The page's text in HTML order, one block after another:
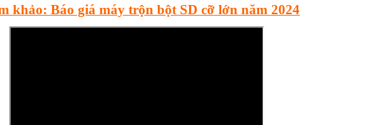
khảo: Báo giá máy trộn bột SD cỡ lớn năm 2024